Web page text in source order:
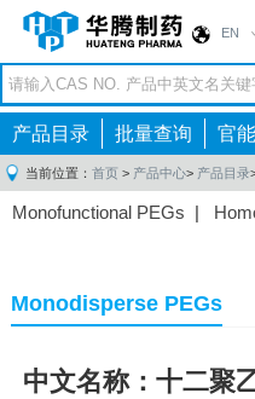
EN
产品目录 批量查询 官
当前位置： 首页 > 产品中心> 产品目录
Monofunctional PEGs |
Monodisperse PEGs
中文名称：十二聚